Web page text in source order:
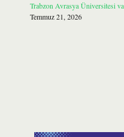
Trabzon Avrasya Üniversitesi
Temmuz 21, 2026